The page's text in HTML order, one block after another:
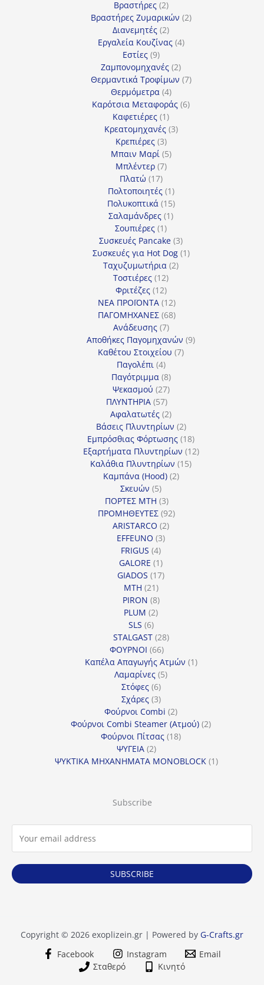
προϊόντα
Βραστήρες 22
προϊόντα
Βραστήρες Ζυμαρικών 22
Διανεμητές 22
προϊόντα
Εργαλεία Κουζίνας 44
Εστίες 99
προϊόντα
Ζαμπονομηχανές 22
προϊόντα
Θερμαντικά Τροφίμων 77
Θερμόμετρα 44
προϊόντα
Καρότσια Μεταφοράς 66
Καφετιέρες 11
προϊόν
Κρεατομηχανές 33
Κρεπιέρες 33
προϊόντα
Μπαιν Μαρί 55
Μπλέντερ 77
Πλατώ 1717
προϊόντα
Πολτοποιητές 11
προϊόν
Πολυκοπτικά 1515
προϊόντα
Σαλαμάνδρες 11
Σουπιέρες 11
προϊόν
Συσκευές Pancake 33
προϊόντα
Συσκευές για Hot Dog 11
Ταχυζυμωτήρια 22
Τοστιέρες 1212
προϊόντα
Φριτέζες 1212
προϊόντα
ΝΕΑ ΠΡΟΪΟΝΤΑ 1212
προϊόντα
ΠΑΓΟΜΗΧΑΝΕΣ 6868
Ανάδευσης 77
προϊόντα
Αποθήκες Παγομηχανών 99
Καθέτου Στοιχείου 77
Παγολέπι 44
προϊόντα
Παγότριμμα 88
προϊόντα
Ψεκασμού 2727
προϊόντα
ΠΛΥΝΤΗΡΙΑ 5757
προϊόντα
Αφαλατωτές 22
προϊόντα
Βάσεις Πλυντηρίων 22
προϊόντα
Εμπρόσθιας Φόρτωσης 1818
προϊόντα
Εξαρτήματα Πλυντηρίων 1212
Καλάθια Πλυντηρίων 1515
Καμπάνα (Hood) 22
Σκευών 55
προϊόντα
ΠΟΡΤΕΣ MTH 33
προϊόντα
ΠΡΟΜΗΘΕΥΤΕΣ 9292
ARISTARCO 22
EFFEUNO 33
FRIGUS 44
προϊόντα
GALORE 11
προϊόν
GIADOS 1717
MTH 2121
προϊόντα
PIRON 88
προϊόντα
PLUM 22
SLS 66
προϊόντα
STALGAST 2828
ΦΟΥΡΝΟΙ 6666
προϊόντα
Καπέλα Απαγωγής Ατμών 11
Λαμαρίνες 55
Στόφες 66
προϊόντα
Σχάρες 33
προϊόντα
Φούρνοι Combi 22
προϊόντα
Φούρνοι Combi Steamer (Ατμού) 22
Φούρνοι Πίτσας 1818
ΨΥΓΕΙΑ 22
προϊόντα
ΨΥΚΤΙΚΑ ΜΗΧΑΝΗΜΑΤΑ MONOBLOCK 11
Subscribe
SUBSCRIBE
Copyright © 2026 exoplizein.gr | Powered by G-Crafts.gr
Facebook
Instagram
Email
Σταθερό
Κινητό